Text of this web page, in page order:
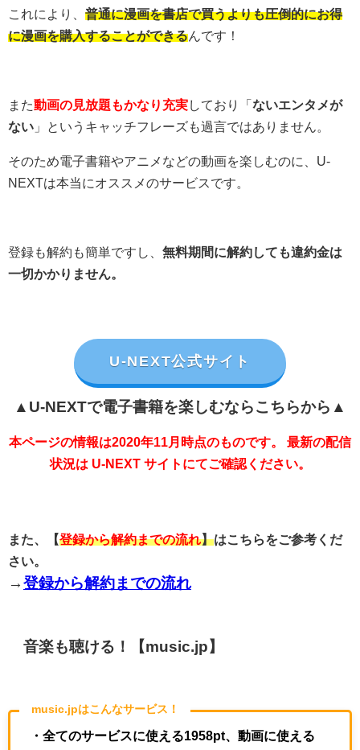
これにより、 普通に漫画を書店で買うよりも圧倒的にお得
に漫画を購入することができるんです！
また動画の見放題もかなり充実しており「 ないエンタメが
ない 」というキャッチフレーズも過言ではありません。
そのため電子書籍やアニメなどの動画を楽しむのに、U-
NEXTは本当にオススメのサービスです。
登録も解約も簡単ですし、 無料期間に解約しても違約金は
一切かかりません。
U-NEXT公式サイト
▲U-NEXTで電子書籍を楽しむならこちらから▲
本ページの情報は2020年11月時点のものです。 最新の配信
状況は U-NEXT サイトにてご確認ください。
また、【登録から解約までの流れ】はこちらをご参考くだ
さい。
→ 登録から解約までの流れ
音楽も聴ける！【music.jp】
music.jpはこんなサービス！
・全てのサービスに使える1958pt、動画に使える